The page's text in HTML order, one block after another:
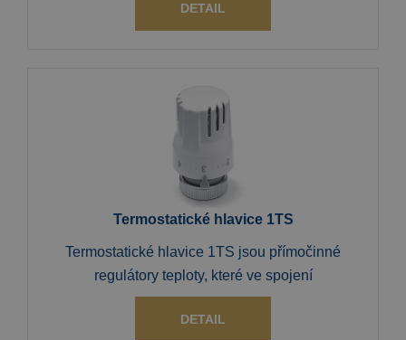
DETAIL
Termostatické hlavice 1TS
Termostatické hlavice 1TS jsou přímočinné
regulátory teploty, které ve spojení
DETAIL